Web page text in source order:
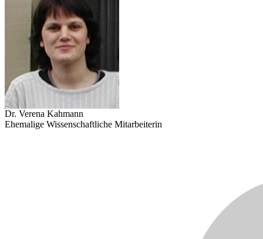
Dr. Verena Kahmann
Ehemalige Wissenschaftliche Mitarbeiterin